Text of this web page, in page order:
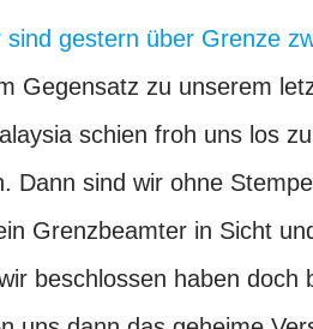
sind gestern über Grenze
Gegensatz zu unserem
schien froh uns los
Dann sind wir ohne
Grenzbeamter in Sicht
beschlossen haben